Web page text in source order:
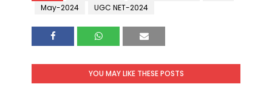
May-2024
UGC NET-2024
YOU MAY LIKE THESE POSTS